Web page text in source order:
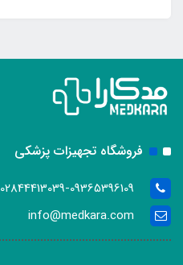
فروشگاه تجهیزات پزشکی
02844413039-09365396109- 02844413013
info@medkara.com